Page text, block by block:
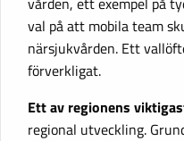
val på att mobila team
närsjukvården. Ett
förverkligat.
Ett av regionens
regional utveckling.